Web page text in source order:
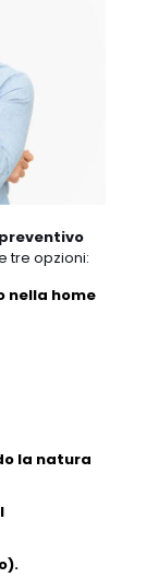
tre opzioni:
nella home
la natura